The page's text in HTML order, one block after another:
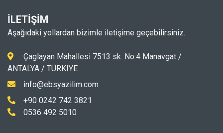
İLETİŞİM
Aşağıdaki yollardan bizimle iletişime geçebilirsiniz.
Çaglayan Mahallesi 7513 sk. No:4 Manavgat /
ANTALYA / TÜRKIYE
info@ebsyazilim.com
+90 0242 742 3821
0536 492 5010